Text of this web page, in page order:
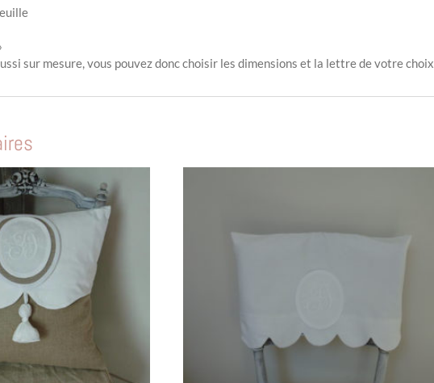
sur mesure, vous pouvez donc choisir les dimensions et la lettre de votre choix